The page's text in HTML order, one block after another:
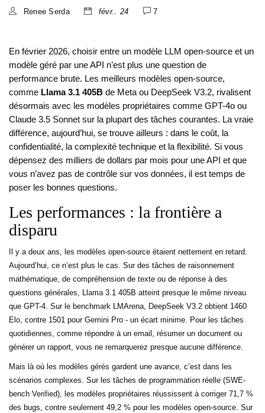
Renee Serda févr.. 24 7
En février 2026, choisir entre un modèle LLM open-source et un
modèle géré par une API n’est plus une question de
performance brute. Les meilleurs modèles open-source,
comme Llama 3.1 405B de Meta ou DeepSeek V3.2, rivalisent
désormais avec les modèles propriétaires comme GPT-4o ou
Claude 3.5 Sonnet sur la plupart des tâches courantes. La vraie
différence, aujourd’hui, se trouve ailleurs : dans le coût, la
confidentialité, la complexité technique et la flexibilité. Si vous
dépensez des milliers de dollars par mois pour une API et que
vous n’avez pas de contrôle sur vos données, il est temps de
poser les bonnes questions.
Les performances : la frontière a
disparu
Il y a deux ans, les modèles open-source étaient nettement en retard.
Aujourd’hui, ce n’est plus le cas. Sur des tâches de raisonnement
mathématique, de compréhension de texte ou de réponse à des
questions générales, Llama 3.1 405B atteint presque le même niveau
que GPT-4. Sur le benchmark LMArena, DeepSeek V3.2 obtient 1460
Elo, contre 1501 pour Gemini Pro - un écart minime. Pour les tâches
quotidiennes, comme répondre à un email, résumer un document ou
générer un rapport, vous ne remarquerez presque aucune différence.
Mais là où les modèles gérés gardent une avance, c’est dans les
scénarios complexes. Sur les tâches de programmation réelle (SWE-
bench Verified), les modèles propriétaires réussissent à corriger 71,7 %
des bugs, contre seulement 49,2 % pour les modèles open-source. Sur